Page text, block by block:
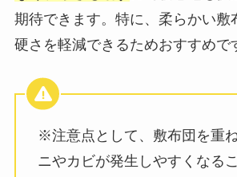
期待できます。特に、柔らかい敷
硬さを軽減できるためおすすめで
※注意点として、敷布団を重
ニやカビが発生しやすくなる